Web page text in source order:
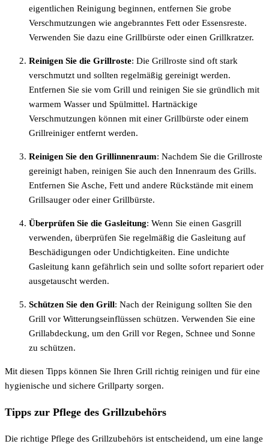
eigentlichen Reinigung beginnen, entfernen Sie grobe
Verschmutzungen wie angebranntes Fett oder Essensreste.
Verwenden Sie dazu eine Grillbürste oder einen Grillkratzer.
Reinigen Sie die Grillroste: Die Grillroste sind oft stark
verschmutzt und sollten regelmäßig gereinigt werden.
Entfernen Sie sie vom Grill und reinigen Sie sie gründlich mit
warmem Wasser und Spülmittel. Hartnäckige
Verschmutzungen können mit einer Grillbürste oder einem
Grillreiniger entfernt werden.
Reinigen Sie den Grillinnenraum: Nachdem Sie die Grillroste
gereinigt haben, reinigen Sie auch den Innenraum des Grills.
Entfernen Sie Asche, Fett und andere Rückstände mit einem
Grillsauger oder einer Grillbürste.
Überprüfen Sie die Gasleitung: Wenn Sie einen Gasgrill
verwenden, überprüfen Sie regelmäßig die Gasleitung auf
Beschädigungen oder Undichtigkeiten. Eine undichte
Gasleitung kann gefährlich sein und sollte sofort repariert oder
ausgetauscht werden.
Schützen Sie den Grill: Nach der Reinigung sollten Sie den
Grill vor Witterungseinflüssen schützen. Verwenden Sie eine
Grillabdeckung, um den Grill vor Regen, Schnee und Sonne
zu schützen.
Mit diesen Tipps können Sie Ihren Grill richtig reinigen und für eine
hygienische und sichere Grillparty sorgen.
Tipps zur Pflege des Grillzubehörs
Die richtige Pflege des Grillzubehörs ist entscheidend, um eine lange